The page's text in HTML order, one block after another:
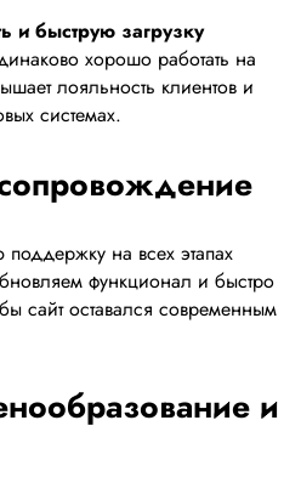
и быструю загрузку
хорошо работать на
лояльность клиентов и
системах.
на всех этапах
функционал и быстро
сайт оставался современным
и